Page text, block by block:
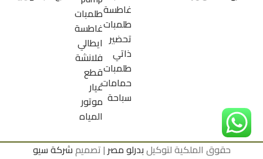
غاطسة
طلمبات
تحضير
ذاتي
طلمبات
حمامات
سباحة
طلمبات
غاطسة
ايطالي
فلانشة
قطع
غيار
موتور
المياه
حقوق الملكية لتوكيلبدرلو مصر| تصميمشركة سيو